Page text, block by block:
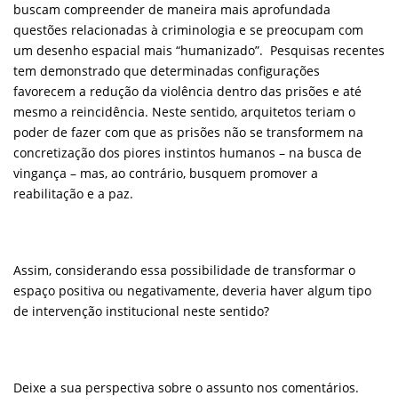
buscam compreender de maneira mais aprofundada
questões relacionadas à criminologia e se preocupam com
um desenho espacial mais “humanizado”. Pesquisas recentes
tem demonstrado que determinadas configurações
favorecem a redução da violência dentro das prisões e até
mesmo a reincidência. Neste sentido, arquitetos teriam o
poder de fazer com que as prisões não se transformem na
concretização dos piores instintos humanos – na busca de
vingança – mas, ao contrário, busquem promover a
reabilitação e a paz.
Assim, considerando essa possibilidade de transformar o
espaço positiva ou negativamente, deveria haver algum tipo
de intervenção institucional neste sentido?
Deixe a sua perspectiva sobre o assunto nos comentários.